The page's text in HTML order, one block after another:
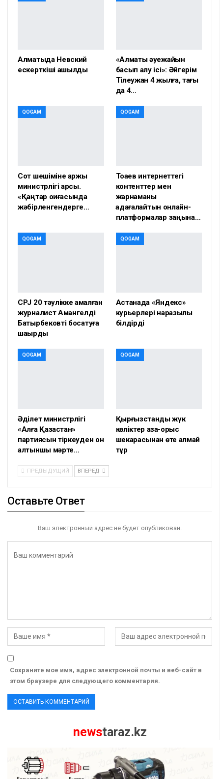
Алматыда Невский
ескерткіші ашылды
«Алматы әуежайын
басып алу ісі»: Әйгерім
Тілеужан 4 жылға, тағы
да 4…
QOGAM
Сот шешіміне қаржы
министрлігі қарсы.
«Қаңтар оқиғасында
жәбірленгендерге…
QOGAM
Тоқаев интернеттегі
контенттер мен
жарнаманы
қадағалайтын онлайн-
платформалар заңына…
QOGAM
CPJ 20 тәулікке қамалған
журналист Амангелді
Батырбековті босатуға
шақырды
QOGAM
Астанада «Яндекс»
курьерлері наразылық
білдірді
QOGAM
Әділет министрлігі
«Алға Қазақстан»
партиясын тіркеуден он
алтыншы мәрте…
QOGAM
Қырғызстандық жүк
көліктер қазақ-орыс
шекарасынан өте алмай
тұр
ПРЕДЫДУЩИЙ ВПЕРЕД
Оставьте Ответ
Ваш электронный адрес не будет опубликован.
Сохраните мое имя, адрес электронной почты и веб-сайт в
этом браузере для следующего комментария.
newstaraz.kz